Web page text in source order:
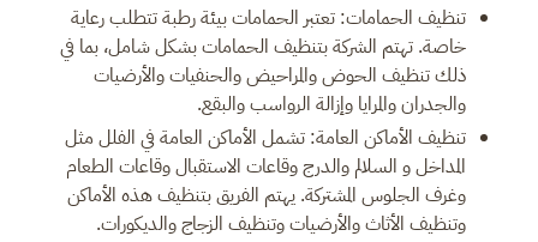
تنظيف الحمامات: تعتبر الحمامات بيئة رطبة تتطلب رعاية
خاصة. تهتم الشركة بتنظيف الحمامات بشكل شامل، بما في
ذلك تنظيف الحوض والمراحيض والحنفيات والأرضيات
والجدران والمرايا وإزالة الرواسب والبقع.
تنظيف الأماكن العامة: تشمل الأماكن العامة في الفلل مثل
المداخل و السلالم والدرج وقاعات الاستقبال وقاعات الطعام
وغرف الجلوس المشتركة. يهتم الفريق بتنظيف هذه الأماكن
وتنظيف الأثاث والأرضيات وتنظيف الزجاج والديكورات.